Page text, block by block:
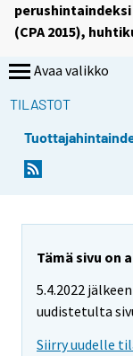
perushintaindeksi
(CPA 2015),
Avaa valikko
TILASTOT
Tämä sivu on
5.4.2022
uudistetulta
Siirry uudelle